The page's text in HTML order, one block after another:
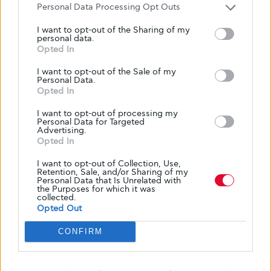
Personal Data Processing Opt Outs
I want to opt-out of the Sharing of my
personal data.
Opted In
I want to opt-out of the Sale of my
Personal Data.
Opted In
I want to opt-out of processing my
Personal Data for Targeted
Advertising.
Opted In
I want to opt-out of Collection, Use,
Retention, Sale, and/or Sharing of my
Personal Data that Is Unrelated with
the Purposes for which it was
collected.
Opted Out
CONFIRM
ΕΠΙΚΑΙΡΌΤΗΤΑ
Guardian: Εγκρίθηκε στις ΗΠΑ το
πρώτο χάπι μακροχρόνιας χρήσης κατά
της παχυσαρκίας!